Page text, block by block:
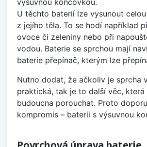
výsuvnou koncovkou.
U těchto baterií lze vysunout
z jejího těla. To se hodí například
ovoce či zeleniny nebo při
vodou. Baterie se sprchou mají
baterie přepínač, kterým lze
Nutno dodat, že ačkoliv je sprcha
praktická, tak je to další věc, která
budoucna porouchat. Proto
kompromis – baterii s výsuvnou